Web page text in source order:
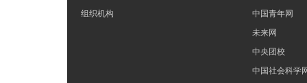
组织机构
中国青年网
未来网
中央团校
中国社会科学